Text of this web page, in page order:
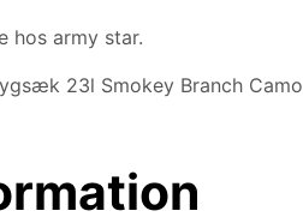
hos army star.
23l Smokey Branch Camo